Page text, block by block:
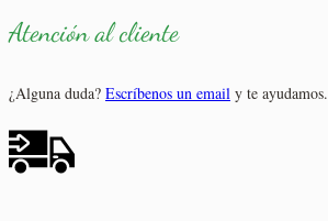
Atención al cliente
¿Alguna duda? Escríbenos un email y te ayudamos.